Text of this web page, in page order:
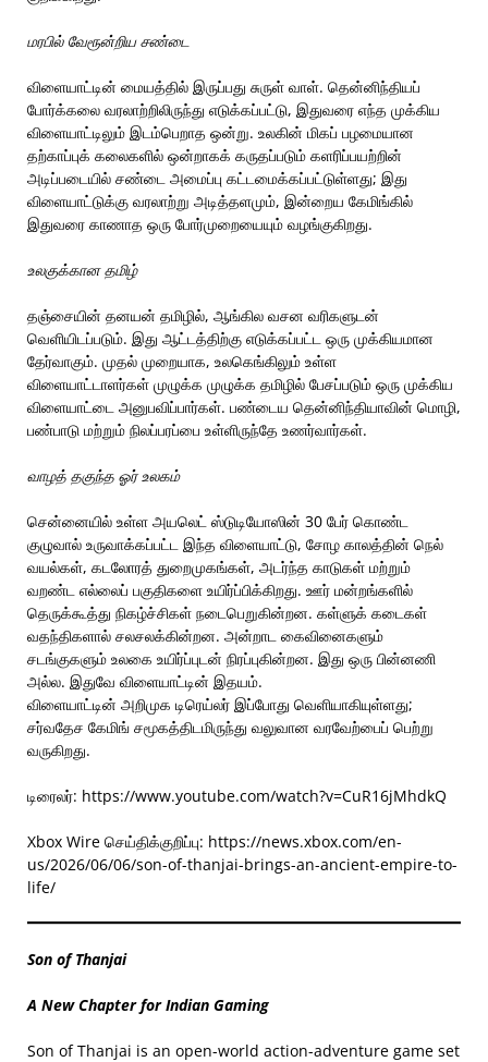
மரபில் வேரூன்றிய சண்டை
விளையாட்டின் மையத்தில் இருப்பது சுருள் வாள். தென்னிந்தியப்
போர்க்கலை வரலாற்றிலிருந்து எடுக்கப்பட்டு, இதுவரை எந்த முக்கிய
விளையாட்டிலும் இடம்பெறாத ஒன்று. உலகின் மிகப் பழமையான
தற்காப்புக் கலைகளில் ஒன்றாகக் கருதப்படும் களரிப்பயற்றின்
அடிப்படையில் சண்டை அமைப்பு கட்டமைக்கப்பட்டுள்ளது; இது
விளையாட்டுக்கு வரலாற்று அடித்தளமும், இன்றைய கேமிங்கில்
இதுவரை காணாத ஒரு போர்முறையையும் வழங்குகிறது.
உலகுக்கான தமிழ்
தஞ்சையின் தனயன் தமிழில், ஆங்கில வசன வரிகளுடன்
வெளியிடப்படும். இது ஆட்டத்திற்கு எடுக்கப்பட்ட ஒரு முக்கியமான
தேர்வாகும். முதல் முறையாக, உலகெங்கிலும் உள்ள
விளையாட்டாளர்கள் முழுக்க முழுக்க தமிழில் பேசப்படும் ஒரு முக்கிய
விளையாட்டை அனுபவிப்பார்கள். பண்டைய தென்னிந்தியாவின் மொழி,
பண்பாடு மற்றும் நிலப்பரப்பை உள்ளிருந்தே உணர்வார்கள்.
வாழத் தகுந்த ஓர் உலகம்
சென்னையில் உள்ள அயலெட் ஸ்டுடியோஸின் 30 பேர் கொண்ட
குழுவால் உருவாக்கப்பட்ட இந்த விளையாட்டு, சோழ காலத்தின் நெல்
வயல்கள், கடலோரத் துறைமுகங்கள், அடர்ந்த காடுகள் மற்றும்
வறண்ட எல்லைப் பகுதிகளை உயிர்ப்பிக்கிறது. ஊர் மன்றங்களில்
தெருக்கூத்து நிகழ்ச்சிகள் நடைபெறுகின்றன. கள்ளுக் கடைகள்
வதந்திகளால் சலசலக்கின்றன. அன்றாட கைவினைகளும்
சடங்குகளும் உலகை உயிர்ப்புடன் நிரப்புகின்றன. இது ஒரு பின்னணி
அல்ல. இதுவே விளையாட்டின் இதயம்.
விளையாட்டின் அறிமுக டிரெய்லர் இப்போது வெளியாகியுள்ளது;
சர்வதேச கேமிங் சமூகத்திடமிருந்து வலுவான வரவேற்பைப் பெற்று
வருகிறது.
டிரைலர்: https://www.youtube.com/watch?v=CuR16jMhdkQ
Xbox Wire செய்திக்குறிப்பு: https://news.xbox.com/en-
us/2026/06/06/son-of-thanjai-brings-an-ancient-empire-to-
life/
Son of Thanjai
A New Chapter for Indian Gaming
Son of Thanjai is an open-world action-adventure game set